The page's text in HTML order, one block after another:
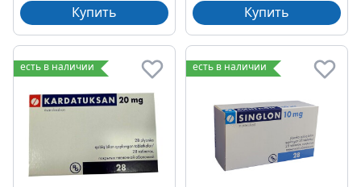
Купить Купить
есть в наличии есть в наличии